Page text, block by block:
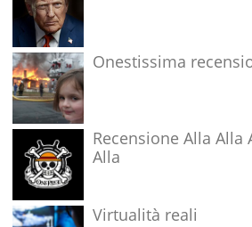
Onestissima
Recensione Alla Alla
Alla
Virtualità reali